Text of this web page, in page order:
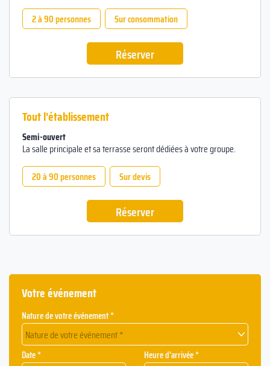
2 à 90 personnes
Sur consommation
Réserver
Tout l'établissement
Semi-ouvert
La salle principale et sa terrasse seront dédiées à votre groupe.
20 à 90 personnes
Sur devis
Réserver
Votre événement
Nature de votre événement *
Nature de votre événement *
Date * Heure d'arrivée *